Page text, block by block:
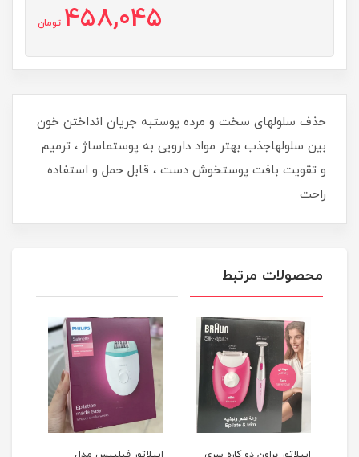
458,045 تومان
حذف سلولهای سخت و مرده پوستبه جریان انداختن خون
بین سلولهاجذب بهتر مواد دارویی به پوستماساژ ، ترمیم
و تقویت بافت پوستخوش دست ، قابل حمل و استفاده
راحت
محصولات مرتبط